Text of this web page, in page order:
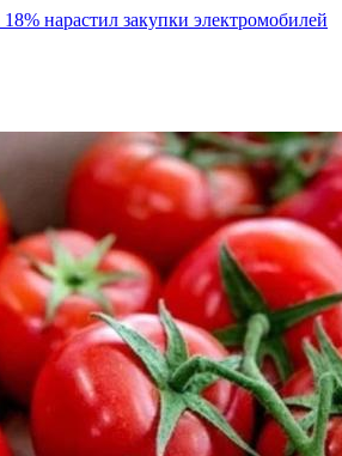
нарастил закупки электромобилей